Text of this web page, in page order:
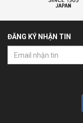
ĐĂNG KÝ NHẬN TIN